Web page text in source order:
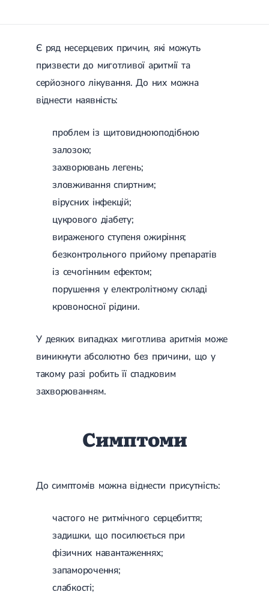
Обструктивний бронхіт
Хронічний бронхіт
Гострий бронхіт
Бронхіт у дорослих
ГРВІ у дорослих
Аденовірусна інфекція
Ротавірусна інфекція
Терапевтична допомога при вагітності
Ортопедія і травматологія
Асептичний некроз таранної кістки
Блокування суглоба
Епікондиліт
Нестабільність суглоба
Лікування переломів щиколоток
Лікування переломів ключиці
Лікування переломів плеча
Лікування переломів передпліччя
Іммобілізація
Лікування переломів шийки стегна і стегнової кістки
Лікування переломів гомілки
Лікування переломів п'яти
Протез синовіальної рідини
Розрив зв'язок плечового суглобу
Розрив зв'язок ліктьового суглобу
Травми сухожиль та м'язів
Цукровий діабет
Цукровий діабет 1 типу
Цукровий діабет 2 типу
Нецукровий діабет
Школа діабету
Є ряд несерцевих причин, які можуть
призвести до миготливої ​​аритмії та
серйозного лікування. До них можна
віднести наявність:
проблем із щитовидноюподібною
залозою;
захворювань легень;
зловживання спиртним;
вірусних інфекцій;
цукрового діабету;
вираженого ступеня ожиріння;
безконтрольного прийому препаратів
із сечогінним ефектом;
порушення у електролітному складі
кровоносної рідини.
У деяких випадках миготлива аритмія може
виникнути абсолютно без причини, що у
такому разі робить її спадковим
захворюванням.
Симптоми
До симптомів можна віднести присутність:
частого не ритмічного серцебиття;
задишки, що посилюється при
фізичних навантаженнях;
запаморочення;
слабкості;